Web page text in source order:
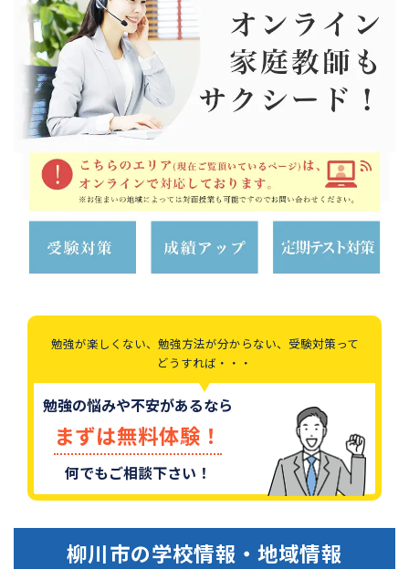
勉強が楽しくない、勉強方法が分からない、受験対策って
どうすれば・・・
勉強の悩みや不安があるなら
まずは無料体験！
何でもご相談下さい！
柳川市の学校情報・地域情報